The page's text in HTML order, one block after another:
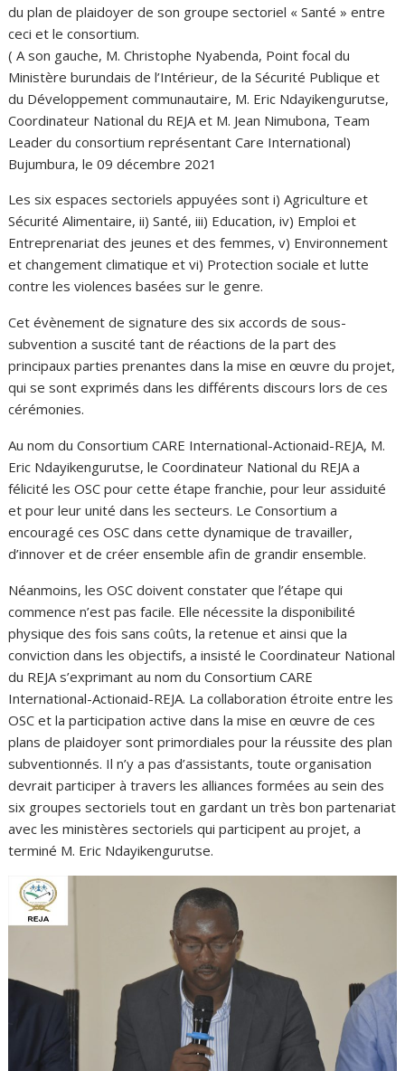
du plan de plaidoyer de son groupe sectoriel « Santé » entre
ceci et le consortium.
( A son gauche, M. Christophe Nyabenda, Point focal du
Ministère burundais de l’Intérieur, de la Sécurité Publique et
du Développement communautaire, M. Eric Ndayikengurutse,
Coordinateur National du REJA et M. Jean Nimubona, Team
Leader du consortium représentant Care International)
Bujumbura, le 09 décembre 2021
Les six espaces sectoriels appuyées sont i) Agriculture et
Sécurité Alimentaire, ii) Santé, iii) Education, iv) Emploi et
Entreprenariat des jeunes et des femmes, v) Environnement
et changement climatique et vi) Protection sociale et lutte
contre les violences basées sur le genre.
Cet évènement de signature des six accords de sous-
subvention a suscité tant de réactions de la part des
principaux parties prenantes dans la mise en œuvre du projet,
qui se sont exprimés dans les différents discours lors de ces
cérémonies.
Au nom du Consortium CARE International-Actionaid-REJA, M.
Eric Ndayikengurutse, le Coordinateur National du REJA a
félicité les OSC pour cette étape franchie, pour leur assiduité
et pour leur unité dans les secteurs. Le Consortium a
encouragé ces OSC dans cette dynamique de travailler,
d’innover et de créer ensemble afin de grandir ensemble.
Néanmoins, les OSC doivent constater que l’étape qui
commence n’est pas facile. Elle nécessite la disponibilité
physique des fois sans coûts, la retenue et ainsi que la
conviction dans les objectifs, a insisté le Coordinateur National
du REJA s’exprimant au nom du Consortium CARE
International-Actionaid-REJA. La collaboration étroite entre les
OSC et la participation active dans la mise en œuvre de ces
plans de plaidoyer sont primordiales pour la réussite des plan
subventionnés. Il n’y a pas d’assistants, toute organisation
devrait participer à travers les alliances formées au sein des
six groupes sectoriels tout en gardant un très bon partenariat
avec les ministères sectoriels qui participent au projet, a
terminé M. Eric Ndayikengurutse.